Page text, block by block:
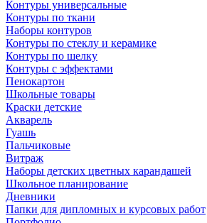
Контуры универсальные
Контуры по ткани
Наборы контуров
Контуры по стеклу и керамике
Контуры по шелку
Контуры с эффектами
Пенокартон
Школьные товары
Краски детские
Акварель
Гуашь
Пальчиковые
Витраж
Наборы детских цветных карандашей
Школьное планирование
Дневники
Папки для дипломных и курсовых работ